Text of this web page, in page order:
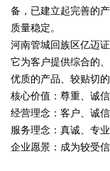
备，已建立起完善的
质量稳定。
河南管城回族区亿迈
它为客户提供综合的
优质的产品、较贴切
核心价值：尊重、诚
经营理念：客户、诚
服务理念：真诚、专
企业愿景：成为较受